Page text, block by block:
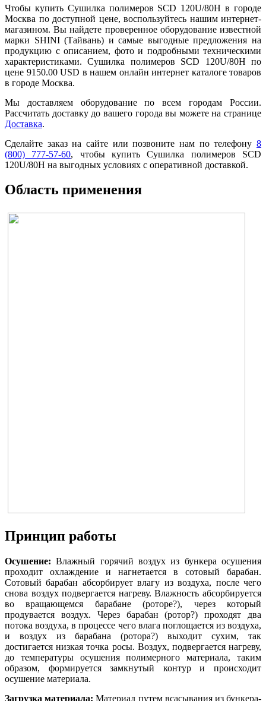
Чтобы купить Сушилка полимеров SCD 120U/80H в городе
Москва по доступной цене, воспользуйтесь нашим интернет-
магазином. Вы найдете проверенное оборудование известной
марки SHINI (Тайвань) и самые выгодные предложения на
продукцию с описанием, фото и подробными техническими
характеристиками. Сушилка полимеров SCD 120U/80H по
цене 9150.00 USD в нашем онлайн интернет каталоге товаров
в городе Москва.
Мы доставляем оборудование по всем городам России.
Рассчитать доставку до вашего города вы можете на странице
Доставка.
Сделайте заказ на сайте или позвоните нам по телефону 8
(800) 777-57-60, чтобы купить Сушилка полимеров SCD
120U/80H на выгодных условиях с оперативной доставкой.
Область применения
Принцип работы
Осушение: Влажный горячий воздух из бункера осушения
проходит охлаждение и нагнетается в сотовый барабан.
Сотовый барабан абсорбирует влагу из воздуха, после чего
снова воздух подвергается нагреву. Влажность абсорбируется
во вращающемся барабане (роторе?), через который
продувается воздух. Через барабан (ротор?) проходят два
потока воздуха, в процессе чего влага поглощается из воздуха,
и воздух из барабана (ротора?) выходит сухим, так
достигается низкая точка росы. Воздух, подвергается нагреву,
до температуры осушения полимерного материала, таким
образом, формируется замкнутый контур и происходит
осушение материала.
Загрузка материала:Материал путем всасывания из бункера-